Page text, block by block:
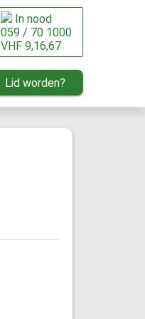
In nood
059 / 70 1000
VHF 9,16,67
Lid worden?